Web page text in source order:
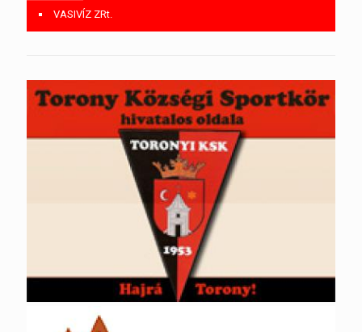
VASIVÍZ ZRt.